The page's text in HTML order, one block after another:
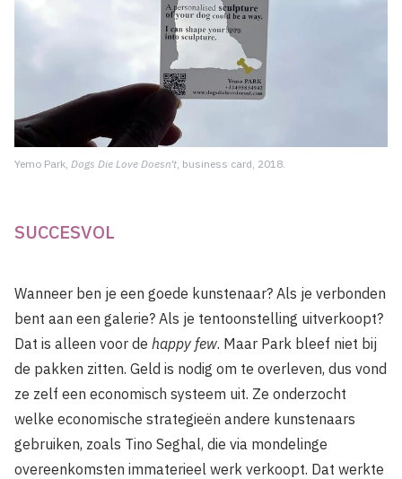
Yemo Park, Dogs Die Love Doesn’t, business card, 2018.
SUCCESVOL
Wanneer ben je een goede kunstenaar? Als je verbonden
bent aan een galerie? Als je tentoonstelling uitverkoopt?
Dat is alleen voor de happy few. Maar Park bleef niet bij
de pakken zitten. Geld is nodig om te overleven, dus vond
ze zelf een economisch systeem uit. Ze onderzocht
welke economische strategieën andere kunstenaars
gebruiken, zoals Tino Seghal, die via mondelinge
overeenkomsten immaterieel werk verkoopt. Dat werkte